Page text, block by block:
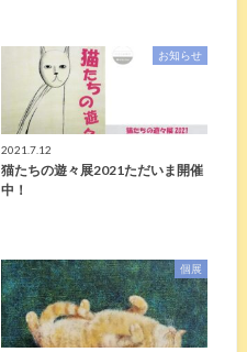
お知らせ
2021.7.12
猫たちの遊々展2021ただいま開催
中！
個展